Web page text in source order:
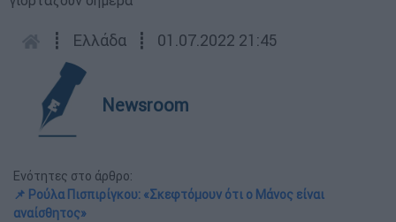
┋ Ελλάδα ┋ 01.07.2022 21:45
Newsroom
Ενότητες στο άρθρο:
📌 Ρούλα Πισπιρίγκου: «Σκεφτόμουν ότι ο Μάνος είναι
αναίσθητος»